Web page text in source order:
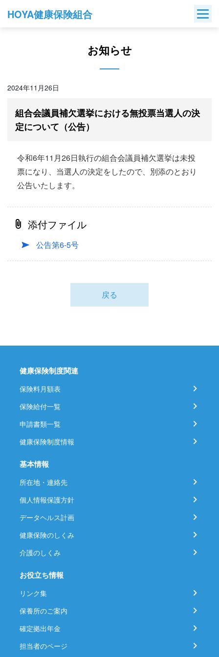
HOYA健康保険組合
お知らせ
2024年11月26日
組合会議員補欠選挙における無投票当選人の決
定について（公告）
令和6年11月26日執行の組合会議員補欠選挙は未投
票になり、当選人の決定をしたので、別添のとおり
公告いたします。
添付ファイル
公告第6-5号
戻る
健康保険制度関連
保険料月額表
保険給付一覧
申請書類一覧
健康保険制度情報
基本情報
所在地・連絡先
個人情報保護方針
データヘルス計画
健康保険のしくみ
介護のしくみ
お役立ち情報
リンク集
保養所のご案内
確定拠出年金
担当者のページ